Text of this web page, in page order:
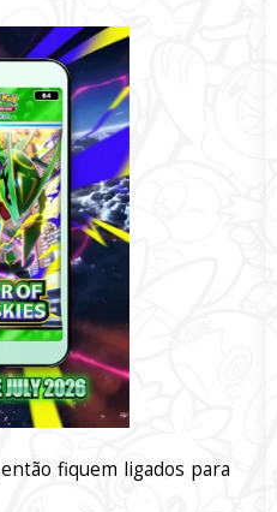
fiquem ligados para